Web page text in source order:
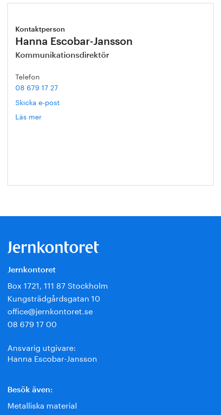
Kontaktperson
Hanna Escobar-Jansson
Kommunikationsdirektör
Telefon
08 679 17 27
Skicka e-post
Läs mer
Jernkontoret
Box 1721, 111 87 Stockholm
Kungsträdgårdsgatan 10
office@jernkontoret.se
08 679 17 00
Ansvarig utgivare:
Hanna Escobar-Jansson
Besök även:
Metalliska material